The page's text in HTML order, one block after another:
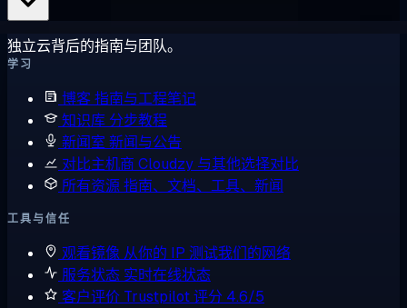
独立云背后的指南与团队。
学习
博客指南与工程笔记
知识库 分步教程
新闻室 新闻与公告
对比主机商 Cloudzy 与其他选择对比
所有资源指南、文档、工具、新闻
工具与信任
观看镜像 从你的 IP 测试我们的网络
服务状态 实时在线状态
客户评价 Trustpilot 评分 4.6/5